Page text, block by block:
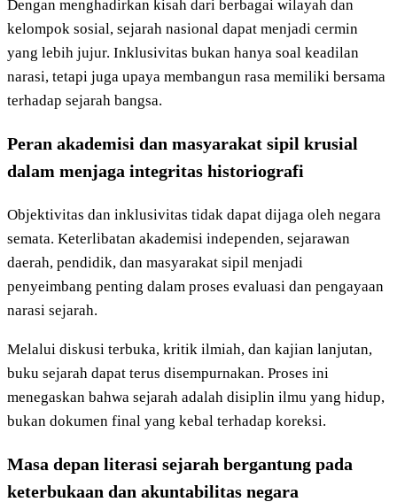
Dengan menghadirkan kisah dari berbagai wilayah dan
kelompok sosial, sejarah nasional dapat menjadi cermin
yang lebih jujur. Inklusivitas bukan hanya soal keadilan
narasi, tetapi juga upaya membangun rasa memiliki bersama
terhadap sejarah bangsa.
Peran akademisi dan masyarakat sipil krusial
dalam menjaga integritas historiografi
Objektivitas dan inklusivitas tidak dapat dijaga oleh negara
semata. Keterlibatan akademisi independen, sejarawan
daerah, pendidik, dan masyarakat sipil menjadi
penyeimbang penting dalam proses evaluasi dan pengayaan
narasi sejarah.
Melalui diskusi terbuka, kritik ilmiah, dan kajian lanjutan,
buku sejarah dapat terus disempurnakan. Proses ini
menegaskan bahwa sejarah adalah disiplin ilmu yang hidup,
bukan dokumen final yang kebal terhadap koreksi.
Masa depan literasi sejarah bergantung pada
keterbukaan dan akuntabilitas negara